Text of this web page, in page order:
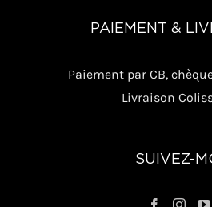
produit
PAIEMENT &
Paiement par CB,
Livraison
SUIVEZ-